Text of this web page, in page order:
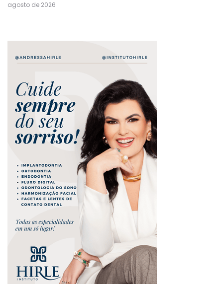
agosto de 2026